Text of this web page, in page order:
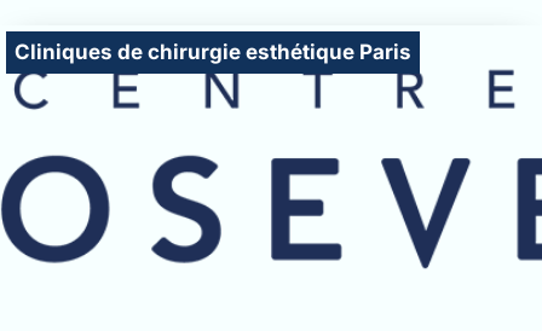
Cliniques de chirurgie esthétique Paris